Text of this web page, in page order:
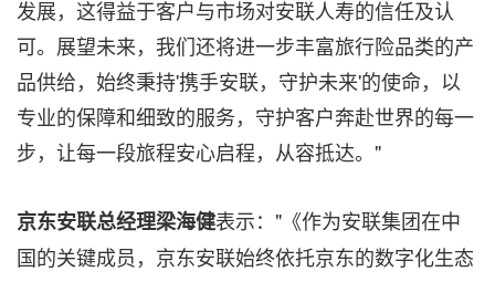
发展，这得益于客户与市场对安联人寿的信任及认
可。展望未来，我们还将进一步丰富旅行险品类的产
品供给，始终秉持'携手安联，守护未来'的使命，以
专业的保障和细致的服务，守护客户奔赴世界的每一
步，让每一段旅程安心启程，从容抵达。"
京东安联总经理梁海健表示："《作为安联集团在中
国的关键成员，京东安联始终依托京东的数字化生态